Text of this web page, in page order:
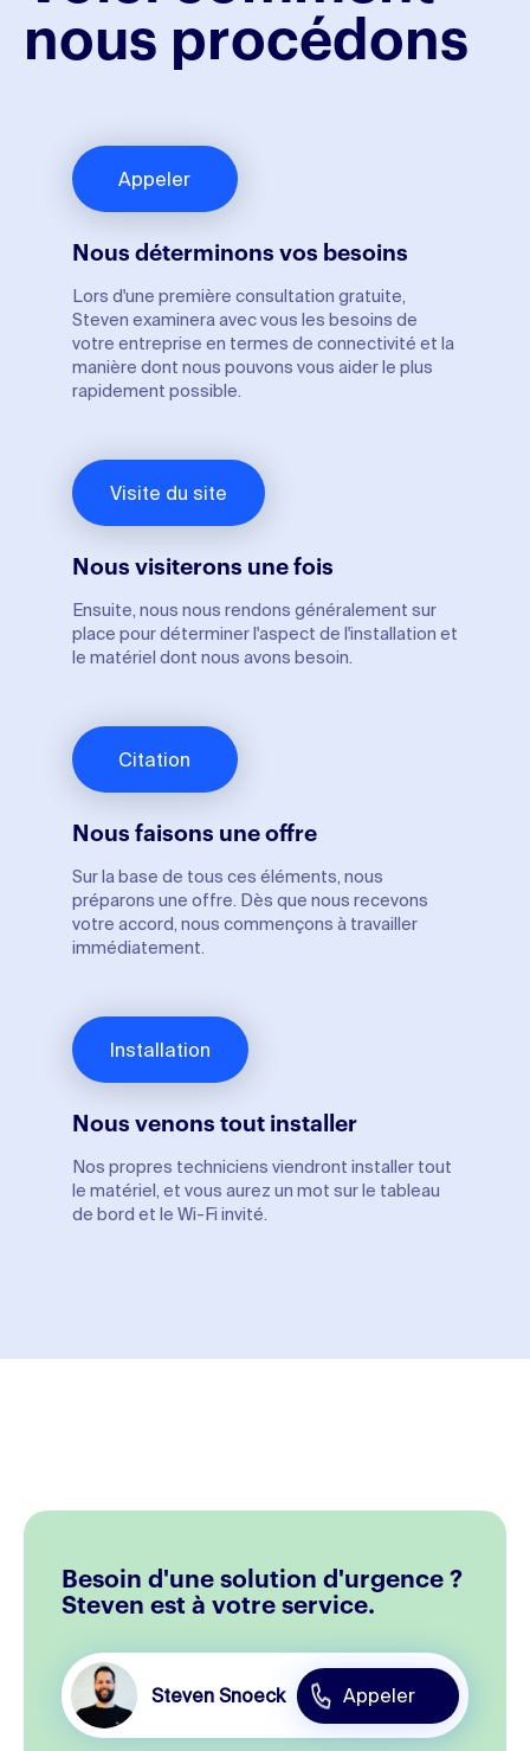
nous procédons
Appeler
Nous déterminons vos besoins
Lors d'une première consultation gratuite,
Steven examinera avec vous les besoins de
votre entreprise en termes de connectivité et la
manière dont nous pouvons vous aider le plus
rapidement possible.
Visite du site
Nous visiterons une fois
Ensuite, nous nous rendons généralement sur
place pour déterminer l'aspect de l'installation et
le matériel dont nous avons besoin.
Citation
Nous faisons une offre
Sur la base de tous ces éléments, nous
préparons une offre. Dès que nous recevons
votre accord, nous commençons à travailler
immédiatement.
Installation
Nous venons tout installer
Nos propres techniciens viendront installer tout
le matériel, et vous aurez un mot sur le tableau
de bord et le Wi-Fi invité.
Besoin d'une solution d'urgence ?
Steven est à votre service.
Steven Snoeck Appeler